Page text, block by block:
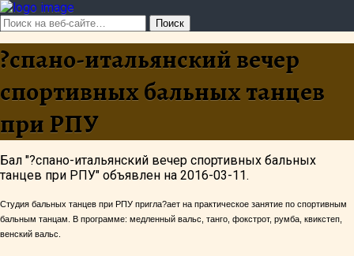
?спано-итальянский вечер
спортивных бальных танцев
при РПУ
Бал "?спано-итальянский вечер спортивных бальных
танцев при РПУ" объявлен на 2016-03-11.
Студия бальных танцев при РПУ пригла?ает на практическое занятие по спортивным
бальным танцам. В программе: медленный вальс, танго, фокстрот, румба, квикстеп,
венский вальс.